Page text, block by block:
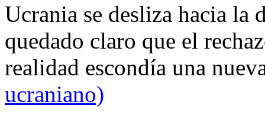
Ucrania se desliza hacia
quedado claro que el
realidad escondía una
ucraniano)